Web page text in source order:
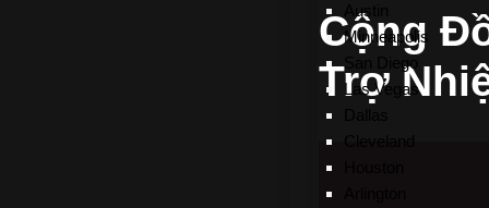
Austin
Minneapolis
San Diego
Las Vegas
Cộng
Trợ